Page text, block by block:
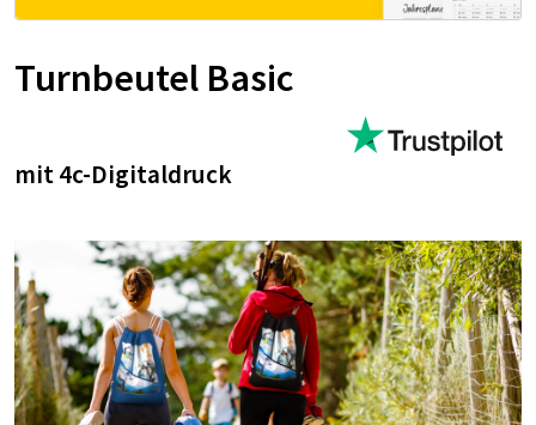
Turnbeutel Basic
mit 4c-Digitaldruck